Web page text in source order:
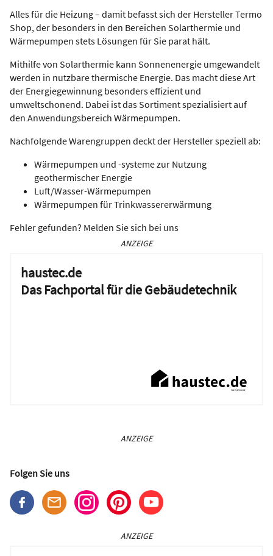
Alles für die Heizung – damit befasst sich der Hersteller Termo
Shop, der besonders in den Bereichen Solarthermie und
Wärmepumpen stets Lösungen für Sie parat hält.
Mithilfe von Solarthermie kann Sonnenenergie umgewandelt
werden in nutzbare thermische Energie. Das macht diese Art
der Energiegewinnung besonders effizient und
umweltschonend. Dabei ist das Sortiment spezialisiert auf
den Anwendungsbereich Wärmepumpen.
Nachfolgende Warengruppen deckt der Hersteller speziell ab:
Wärmepumpen und -systeme zur Nutzung
geothermischer Energie
Luft/Wasser-Wärmepumpen
Wärmepumpen für Trinkwassererwärmung
Fehler gefunden? Melden Sie sich bei uns
ANZEIGE
haustec.de
Das Fachportal für die Gebäudetechnik
ANZEIGE
Folgen Sie uns
ANZEIGE